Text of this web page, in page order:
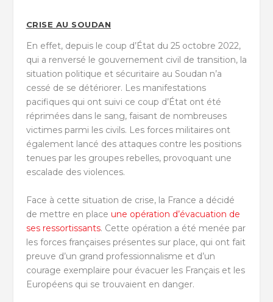
CRISE AU SOUDAN
En effet, depuis le coup d’État du 25 octobre 2022,
qui a renversé le gouvernement civil de transition, la
situation politique et sécuritaire au Soudan n’a
cessé de se détériorer. Les manifestations
pacifiques qui ont suivi ce coup d’État ont été
réprimées dans le sang, faisant de nombreuses
victimes parmi les civils. Les forces militaires ont
également lancé des attaques contre les positions
tenues par les groupes rebelles, provoquant une
escalade des violences.
Face à cette situation de crise, la France a décidé
de mettre en place une opération d’évacuation de
ses ressortissants. Cette opération a été menée par
les forces françaises présentes sur place, qui ont fait
preuve d’un grand professionnalisme et d’un
courage exemplaire pour évacuer les Français et les
Européens qui se trouvaient en danger.